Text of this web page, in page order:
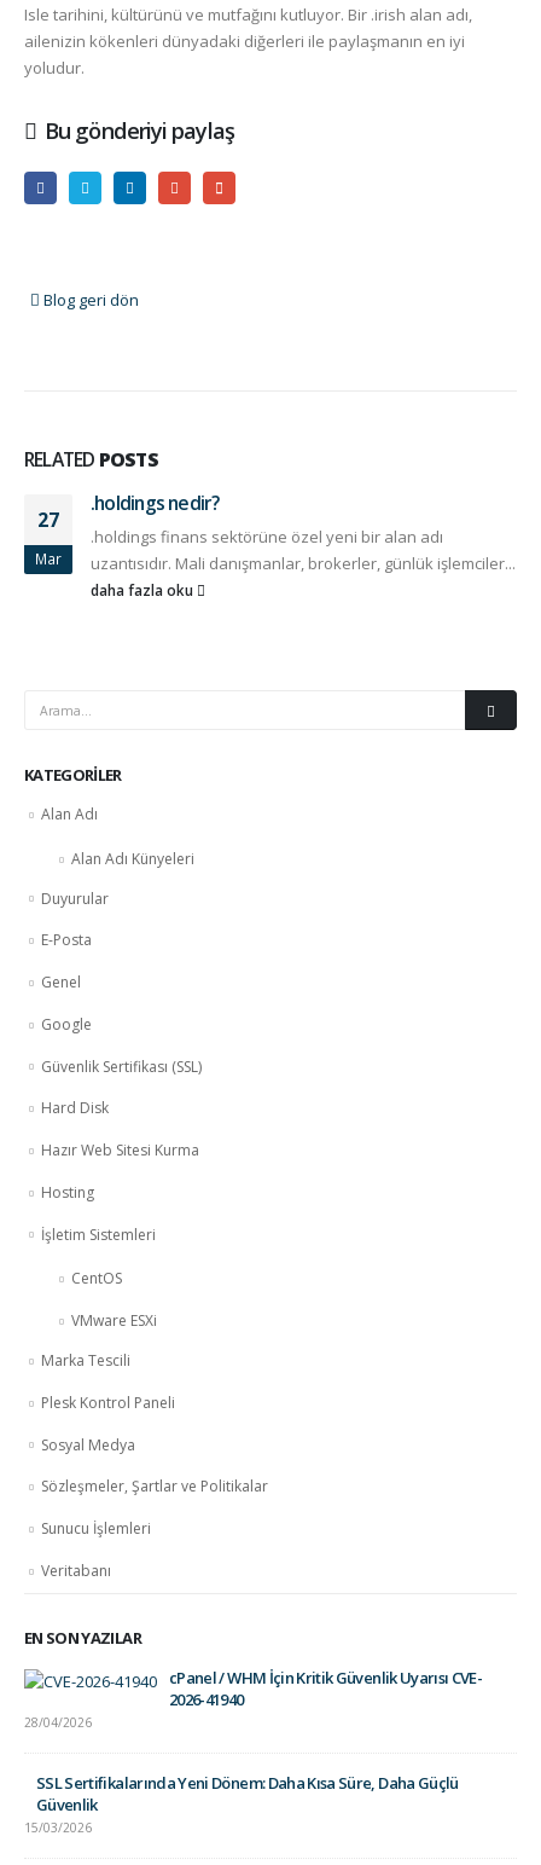
Isle tarihini, kültürünü ve mutfağını kutluyor. Bir .irish alan adı,
ailenizin kökenleri dünyadaki diğerleri ile paylaşmanın en iyi
yoludur.
Bu gönderiyi paylaş
Blog geri dön
RELATED POSTS
27
Mar
.holdings nedir?
.holdings finans sektörüne özel yeni bir alan adı
uzantısıdır. Mali danışmanlar, brokerler, günlük işlemciler...
daha fazla oku
KATEGORILER
Alan Adı
Alan Adı Künyeleri
Duyurular
E-Posta
Genel
Google
Güvenlik Sertifikası (SSL)
Hard Disk
Hazır Web Sitesi Kurma
Hosting
İşletim Sistemleri
CentOS
VMware ESXi
Marka Tescili
Plesk Kontrol Paneli
Sosyal Medya
Sözleşmeler, Şartlar ve Politikalar
Sunucu İşlemleri
Veritabanı
EN SON YAZILAR
cPanel / WHM İçin Kritik Güvenlik Uyarısı CVE-
2026-41940
28/04/2026
SSL Sertifikalarında Yeni Dönem: Daha Kısa Süre, Daha Güçlü
Güvenlik
15/03/2026